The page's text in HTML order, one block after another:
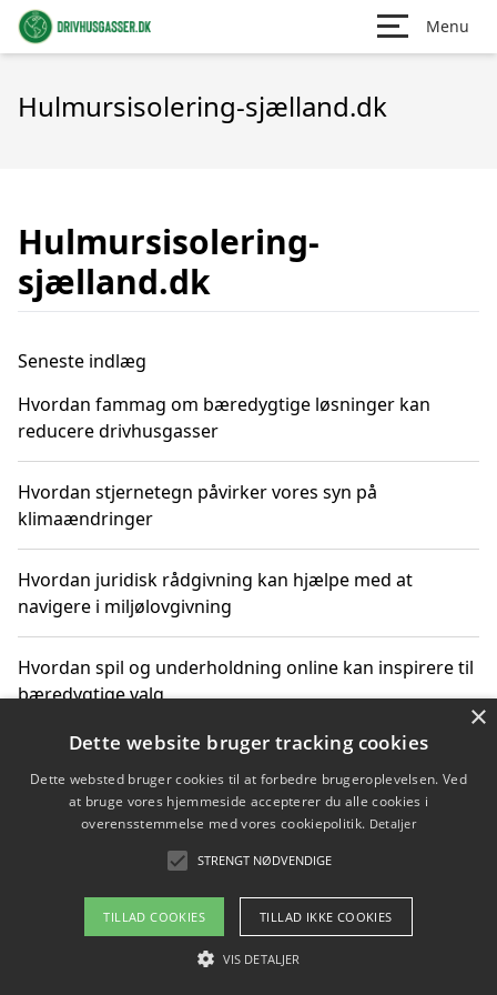
Menu
Hulmursisolering-sjælland.dk
Hulmursisolering-
sjælland.dk
Seneste indlæg
Hvordan fammag om bæredygtige løsninger kan
reducere drivhusgasser
Hvordan stjernetegn påvirker vores syn på
klimaændringer
Hvordan juridisk rådgivning kan hjælpe med at
navigere i miljølovgivning
Hvordan spil og underholdning online kan inspirere til
bæredygtige valg
Køb produkter i danske webshops for at spare på
transport og nedbringe CO2-udledning
Om / kontakt
Blog Betingelser
×
Dette website bruger tracking cookies
Dette websted bruger cookies til at forbedre brugeroplevelsen. Ved
at bruge vores hjemmeside accepterer du alle cookies i
overensstemmelse med vores cookiepolitik. Detaljer
STRENGT NØDVENDIGE
TILLAD COOKIES TILLAD IKKE COOKIES
VIS DETALJER